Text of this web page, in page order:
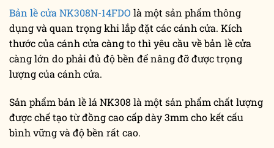
Bản lề cửa NK308N-14FDO là một sản phẩm thông
dụng và quan trọng khi lắp đặt các cánh cửa. Kích
thước của cánh cửa càng to thì yêu cầu về bản lề cửa
càng lớn do phải đủ độ bền để nâng đỡ được trọng
lượng của cánh cửa.
Sản phẩm bản lề lá NK308 là một sản phẩm chất lượng
được chế tạo từ đồng cao cấp dày 3mm cho kết cấu
bình vững và độ bền rất cao.